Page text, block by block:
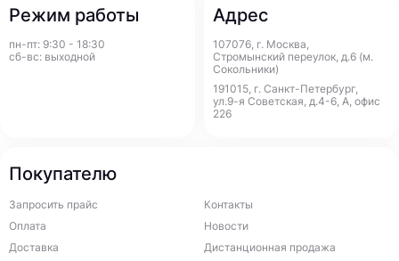
Режим работы
пн-пт: 9:30 - 18:30
сб-вс: выходной
Адрес
107076, г. Москва,
Стромынский переулок, д.6 (м.
Сокольники)
191015, г. Санкт-Петербург,
ул.9-я Советская, д.4-6, А, офис
226
Покупателю
Запросить прайс
Оплата
Доставка
Контакты
Новости
Дистанционная продажа